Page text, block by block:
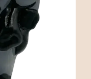
des dels
postures
fidelment
un excel·lent
als superherois,